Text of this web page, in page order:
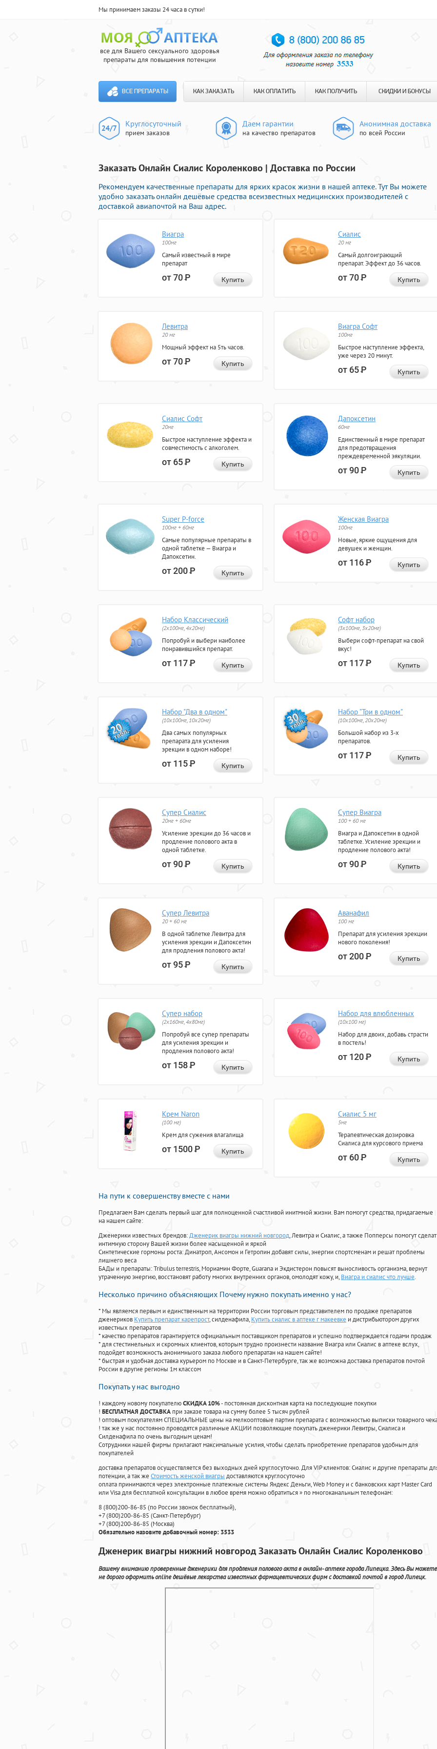
Мы принимаем заказы 24 часа в сутки!
все для Вашего сексуального здоровья
препараты для повышения потенции
ВСЕ ПРЕПАРАТЫ КАК ЗАКАЗАТЬ КАК ОПЛАТИТЬ КАК ПОЛУЧИТЬ СКИДКИ И БОНУСЫ
Круглосуточный
прием заказов
Даем гарантии
на качество препаратов
Анонимная доставка
по всей России
Заказать Онлайн Сиалис Короленково | Доставка по России
Рекомендуем качественные препараты для ярких красок жизни в нашей аптеке. Тут Вы можете
удобно заказать онлайн дешёвые средства всеизвестных медицинских производителей с
доставкой авиапочтой на Ваш адрес.
Виагра
100мг
Самый известный в мире
препарат
от 70Р Купить
Сиалис
20 мг
Самый долгоиграющий
препарат. Эффект до 36 часов.
от 70Р Купить
Левитра
20 мг
Мощный эффект на 5ть часов.
от 70Р Купить
Виагра Софт
100мг
Быстрое наступление эффекта,
уже через 20 минут.
от 65Р Купить
Сиалис Софт
20мг
Быстрое наступление эффекта и
совместимость с алкоголем.
от 65Р Купить
Дапоксетин
60мг
Единственный в мире препарат
для предотвращения
преждевременной эякуляции.
от 90Р Купить
Super P-force
100мг + 60мг
Самые популярные препараты в
одной таблетке — Виагра и
Дапоксетин.
от 200Р Купить
Женская Виагра
100мг
Новые, яркие ощущения для
девушек и женщин.
от 116Р Купить
Набор Классический
(2x100мг, 4x20мг)
Попробуй и выбери наиболее
понравившийся препарат.
от 117Р Купить
Софт набор
(3x100мг, 3x20мг)
Выбери софт-препарат на свой
вкус!
от 117Р Купить
Набор "Два в одном"
(10x100мг, 10x20мг)
Два самых популярных
препарата для усиления
эрекции в одном наборе!
от 115Р Купить
Набор "Три в одном"
(10x100мг, 20x20мг)
Большой набор из 3-х
препаратов.
от 117Р Купить
Супер Сиалис
20мг + 60мг
Усиление эрекции до 36 часов и
продление полового акта в
одной таблетке.
от 90Р Купить
Супер Виагра
100 + 60 мг
Виагра и Дапоксетин в одной
таблетке. Усиление эрекции и
продление полового акта!
от 90Р Купить
Супер Левитра
20 + 60 мг
В одной таблетке Левитра для
усиления эрекции и Дапоксетин
для продления полового акта!
от 95Р Купить
Аванафил
100 мг
Препарат для усиления эрекции
нового поколения!
от 200Р Купить
Супер набор
(2х160мг, 4х80мг)
Попробуй все супер препараты
для усиления эрекции и
продления полового акта!
от 158Р Купить
Набор для влюбленных
(10х100 мг)
Набор для двоих, добавь страсти
в постель!
от 120Р Купить
Крем Naron
(100 мг)
Крем для сужения влагалища
от 1500Р Купить
Сиалис 5 мг
5мг
Терапевтическая дозировка
Сиалиса для курсового приема
от 60Р Купить
На пути к совершенству вместе с нами
Предлагаем Вам сделать первый шаг для полноценной счастливой инитмной жизни. Вам помогут средства, придагаемые
на нашем сайте:
Дженерики известных брендов:Дженерик виагры нижний новгород, Левитра и Сиалис, а также Попперсы помогут
интимную сторону Вашей жизни более насыщенной и яркой
Синтетические гормоны роста: Динатроп, Ансомон и Гетропин добавят силы, энергии спортсменам и решат проблемы
лишнего веса
БАДы и препараты:Tribulus terrestris, Мориамин Форте, Guarana и Экдистерон повысят выносливость организма, вернут
утраченную энергию, восстановят работу многих внутренних органов, омолодят кожу, и, Виагра и сиалис что лучше.
Несколько причино объясняющих Почему нужно покупать именно у нас?
* Мы являемся первым и единственным на территории России торговым представителем по продаже препаратов
дженериков Купить препарат карепрост, силденафила, Купить сиалис в аптеке г макеевке и дистрибьютором других
известных препаратов
* качество препаратов гарантируется официальным поставщиком препаратов и успешно подтверждается годами продаж
* для стестинельных и скромных клиентов, которым трудно произнести название Виагра или Сиалис в аптеке вслух,
подойдет возможность анонимныого заказа любого препаратан на нашем сайте!
* быстрая и удобная доставка курьером по Москве и в Санкт-Петербурге, так же возможна доставка препаратов почтой
России в другие регионы 1м классом
Покупать у нас выгодно
! каждому новому покупателюСКИДКА 10%- постоянная дисконтная карта на последующие покупки
! БЕСПЛАТНАЯ ДОСТАВКА при заказе товара на сумму более 5 тысяч рублей
! оптовым покупателям СПЕЦИАЛЬНЫЕ цены на мелкооптовые партии препарата с возможностью выписки товарного
! так же у нас постоянно проводятся различные АКЦИИ позволяющие покупать дженерики Левитры, Сиалиса и
Силденафила по очень выгодным ценам!
Cотрудники нашей фирмы прилагают максимальные усилия, чтобы сделать приобретение препаратов удобным для
покупателей
доставка препаратов осуществляется без выходных дней круглосуточно. Для VIP клиентов: Сиалис и другие препараты
потенции, а так же Стоимость женской виагры доставляются круглосуточно
оплата принимаются через электронные платежные системы Яндекс Деньги, Web Money и с банковских карт Master Card
или Visa для бесплатной консультации в любое время можно обратиться» по многоканальным телефонам:
8(800)200-86-85 (по России звонок бесплатный),
+7(800)200-86-85 (Санкт-Петербург)
+7(800)200-86-85 (Москва)
Обязательно назовите добавочный номер: 3533
Дженерик виагры нижний новгород Заказать Онлайн Сиалис Короленково
Вашему вниманию проверенные дженерики для продления полового акта в онлайн- аптеке города Липецка. Здесь Вы можете
не дорого оформить online дешёвые лекарства известных фармацевтических фирм с доставкой почтой в город Липецк.